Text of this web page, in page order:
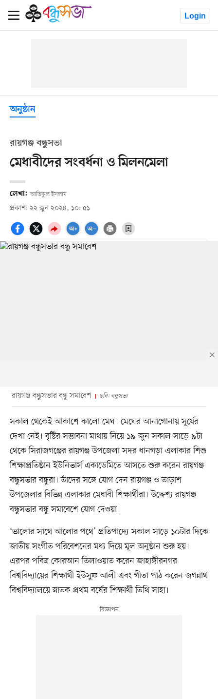
Login
অনুষ্ঠান
রায়গঞ্জ বন্ধুসভা
মেধাবীদের সংবর্ধনা ও মিলনমেলা
লেখা: আতিকুল ইসলাম
প্রকাশ: ২২ জুন ২০২৪, ১০: ৫১
রায়গঞ্জ বন্ধুসভার বন্ধু সমাবেশ ছবি: বন্ধুসভা
সকাল থেকেই আকাশে কালো মেঘ। মেঘের আনাগোনায় সূর্যের
দেখা নেই। বৃষ্টির সম্ভাবনা মাথায় নিয়ে ১৯ জুন সকাল সাড়ে ৯টা
থেকে সিরাজগঞ্জের রায়গঞ্জ উপজেলা সদর ধানগড়া এলাকার শিশু
শিক্ষাপ্রতিষ্ঠান ইউনিভার্স একাডেমিতে আসতে শুরু করেন রায়গঞ্জ
বন্ধুসভার বন্ধুরা। তাঁদের সঙ্গে যোগ দেন রায়গঞ্জ ও তাড়াশ
উপজেলার বিভিন্ন এলাকার মেধাবী শিক্ষার্থীরা। উদ্দেশ্য রায়গঞ্জ
বন্ধুসভার বন্ধু সমাবেশে যোগ দেওয়া।
‘ভালোর সাথে আলোর পথে’ প্রতিপাদ্যে সকাল সাড়ে ১০টার দিকে
জাতীয় সংগীত পরিবেশনের মধ্য দিয়ে মূল অনুষ্ঠান শুরু হয়।
এরপর পবিত্র কোরআন তিলাওয়াত করেন জাহাঙ্গীরনগর
বিশ্ববিদ্যায়ের শিক্ষার্থী ইউসুফ আলী এবং গীতা পাঠ করেন জগন্নাথ
বিশ্ববিদ্যালয়ে স্নাতক প্রথম বর্ষের শিক্ষার্থী তিথি সাহা।